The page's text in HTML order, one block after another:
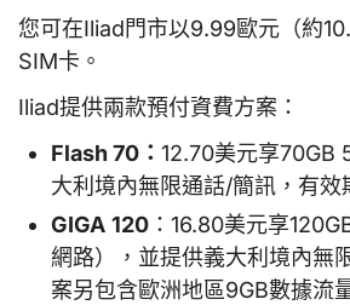
您可在Iliad門市以9.99歐元（約
SIM卡。
Iliad提供兩款預付資費方案：
Flash 70： 12.70美元享70GB
大利境內無限通話/簡訊，有效
GIGA 120 ：16.80美元享
網路），並提供義大利境內無
案另包含歐洲地區9GB數據流